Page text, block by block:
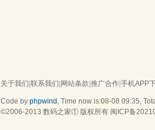
关于我们 联系我们 网站条款 推广合作 手机APP
Code by phpwind , Time now is:08-08 09:35,
©2006-2013 数码之家① 版权所有 闽ICP备